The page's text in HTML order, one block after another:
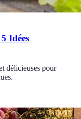
Idées
délicieuses pour